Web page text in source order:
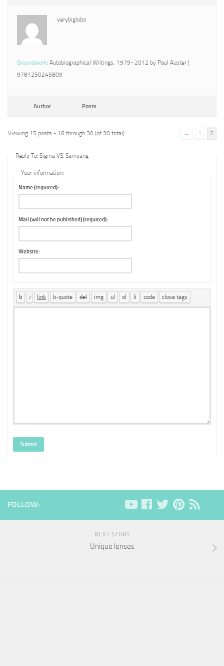
verybiglobo
Groundwork: Autobiographical Writings, 1979–2012 by Paul Auster |
9781250245809
Author Posts
Viewing 15 posts - 16 through 30 (of 30 total) ← 1 2
Reply To: Sigma VS. Samyang
Your information:
Name (required):
Mail (will not be published) (required):
Website:
Submit
FOLLOW:
NEXT STORY
Unique lenses